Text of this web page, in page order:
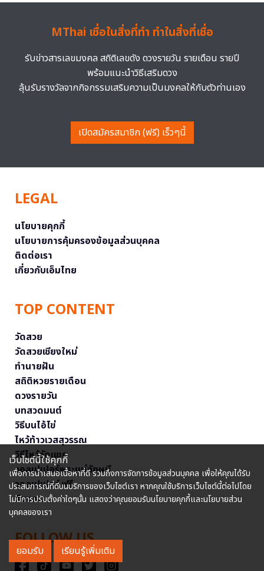
MThai เชื่อในสิ่งที่ทำ ทำในสิ่งที่เชื่อ
รับข่าวสารเลขมงคล สถิติเลขดัง ดวงรายวัน รายเดือน รายปี
พร้อมแนะนำวิธีเสริมดวง
ลุ้นรับรางวัลจากกิจกรรมเสริมความเป็นมงคลให้กับตัวท่านเอง
เปิดสมัครสมาชิก (ฟรี) เร็วๆนี้
LEGAL
นโยบายคุกกี้
นโยบายการคุ้มครองข้อมูลส่วนบุคคล
ติดต่อเรา
เกี่ยวกับเอ็มไทย
TOP CONTENT
วัดสวย
วัดสวยเชียงใหม่
ทำนายฝัน
สถิติหวยรายเดือน
ดวงรายวัน
บทสวดมนต์
วิธีบนไอ้ไข่
ไหว้ท้าวเวสสุวรรณ
วิธีไหว้วัดแขก
วอลเปเปอร์พระแม่ลักษมี
วอลเปเปอร์ ฟรี
สีมงคล
FOLLOW US
เว็บไซต์นี้ใช้คุกกี้
เพื่อการนำเสนอเนื้อหาที่ดี รวมถึงการจัดการข้อมูลส่วนบุคคล เพื่อให้คุณได้รับ
ประสบการณ์ที่ดีบนบริการของเว็บไซต์เรา หากคุณใช้บริการเว็บไซต์นี้ต่อไปโดย
ไม่มีการปรับตั้งค่าใดๆนั้น แสดงว่าคุณยอมรับนโยบายคุกกี้และนโยบายส่วน
บุคคลของเรา
ยอมรับ เรียนรู้เพิ่มเติม